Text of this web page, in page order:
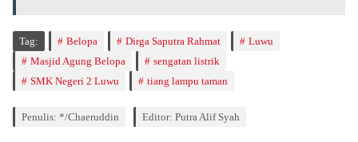
Tag: Belopa Dirga Saputra Rahmat
Luwu
Masjid Agung Belopa
sengatan listrik
SMK Negeri 2 Luwu
tiang lampu taman
Penulis: */Chaeruddin Editor: Putra Alif Syah